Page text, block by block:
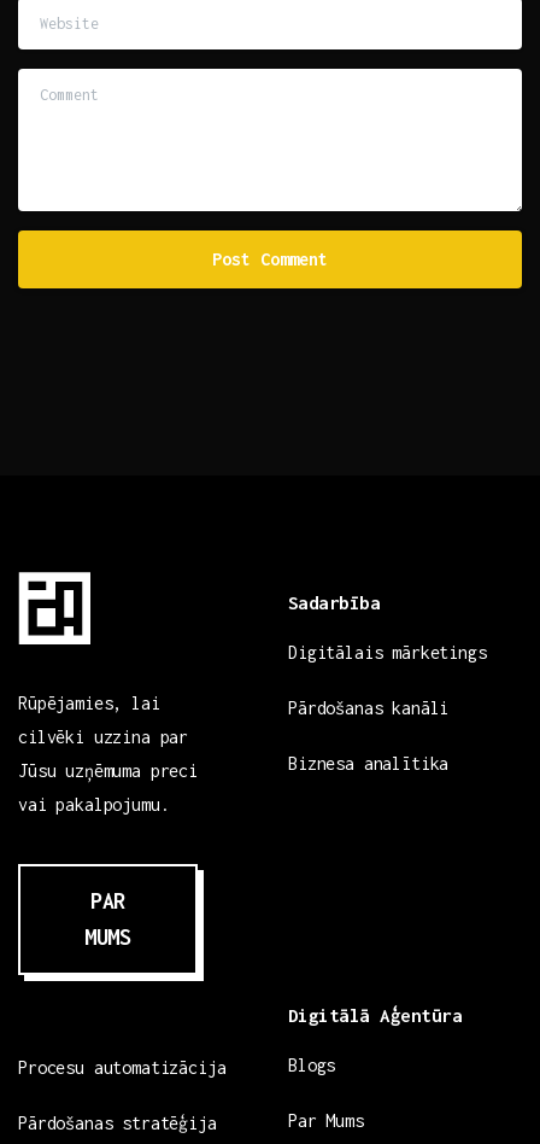
Website
Rūpējamies, lai
cilvēki uzzina par
Jūsu uzņēmuma preci
vai pakalpojumu.
PAR
MUMS
Sadarbība
Digitālais mārketings
Pārdošanas kanāli
Biznesa analītika
Procesu automatizācija
Pārdošanas stratēģija
Digitālā Aģentūra
Blogs
Par Mums